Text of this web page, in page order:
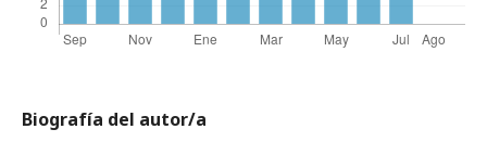
Biografía del autor/a